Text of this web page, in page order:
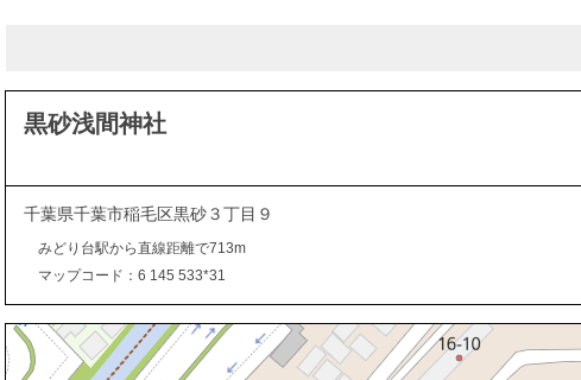
黒砂浅間神社
千葉県千葉市稲毛区黒砂３丁目９
みどり台駅から直線距離で713m
マップコード：6 145 533*31